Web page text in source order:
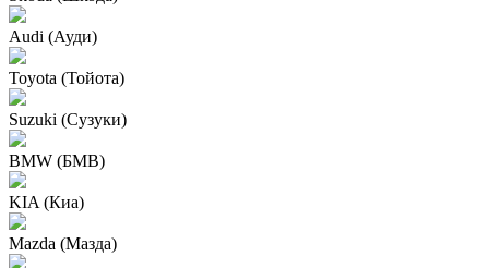
Audi (Ауди)
Toyota (Тойота)
Suzuki (Сузуки)
BMW (БМВ)
KIA (Киа)
Mazda (Мазда)